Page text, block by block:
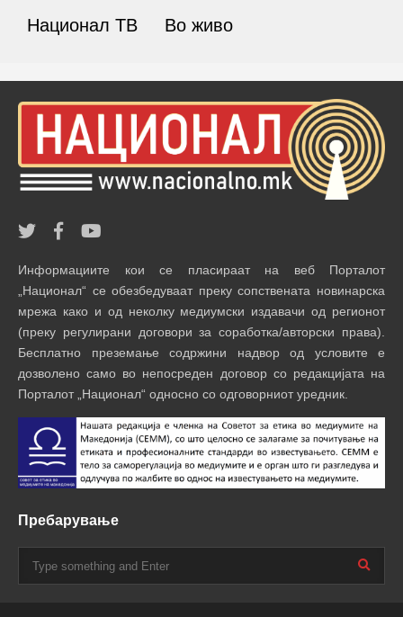
Национал ТВ Во живо
Информациите кои се пласираат на веб Порталот
„Национал“ се обезбедуваат преку сопствената новинарска
мрежа како и од неколку медиумски издавачи од регионот
(преку регулирани договори за соработка/авторски права).
Бесплатно преземање содржини надвор од условите е
дозволено само во непосреден договор со редакцијата на
Порталот „Национал“ односно со одговорниот уредник.
Пребарување